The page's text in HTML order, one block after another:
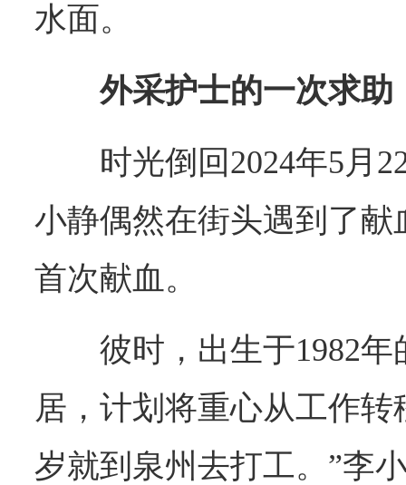
水面。
外采护士的一次求助
时光倒回2024年5月
小静偶然在街头遇到了
首次献血。
彼时，出生于1982
居，计划将重心从工作转
岁就到泉州去打工。”李